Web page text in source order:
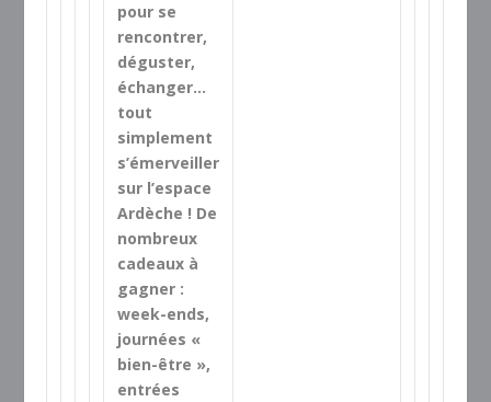
pour se
rencontrer,
déguster,
échanger…
tout
simplement
s’émerveiller
sur l’espace
Ardèche ! De
nombreux
cadeaux à
gagner :
week-ends,
journées «
bien-être »,
entrées